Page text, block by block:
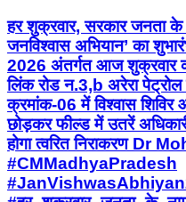
हर शुक्रवार, सरकार जनता के
जनविश्वास अभियान’ का
2026 अंतर्गत आज शुक्रवार
लिंक रोड न.3,b अरेरा
क्रमांक-06 में विश्वास
छोड़कर फील्ड में उतरें
होगा त्वरित निराकरण Dr
#CMMadhyaPradesh